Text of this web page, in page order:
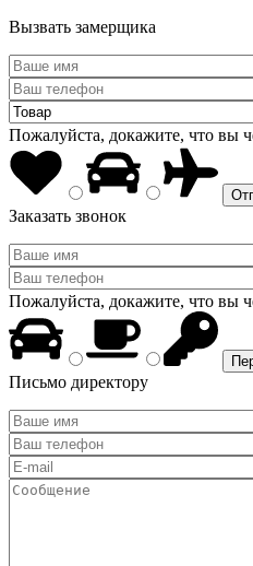
Вызвать замерщика
Пожалуйста, докажите, что вы
Заказать звонок
Пожалуйста, докажите, что вы
Письмо директору